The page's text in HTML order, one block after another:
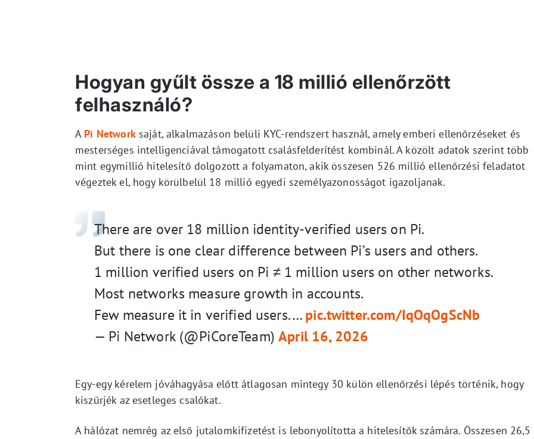
Hogyan gyűlt össze a 18 millió ellenőrzött
felhasználó?
A Pi Networksaját, alkalmazáson belüli KYC-rendszert használ, amely emberi ellenőrzéseket és
mesterséges intelligenciával támogatott csalásfelderítést kombinál. A közölt adatok szerint több
mint egymillió hitelesítő dolgozott a folyamaton, akik összesen 526 millió ellenőrzési feladatot
végeztek el, hogy körülbelül 18 millió egyedi személyazonosságot igazoljanak.
There are over 18 million identity-verified users on Pi.
But there is one clear difference between Pi’s users and others.
1 million verified users on Pi ≠ 1 million users on other networks.
Most networks measure growth in accounts.
Few measure it in verified users.…pic.twitter.com/IqOqOgScNb
— Pi Network (@PiCoreTeam)April 16, 2026
Egy-egy kérelem jóváhagyása előtt átlagosan mintegy 30 külön ellenőrzési lépés történik, hogy
kiszűrjék az esetleges csalókat.
A hálózat nemrég az első jutalomkifizetést is lebonyolította a hitelesítők számára. Összesen 26,5